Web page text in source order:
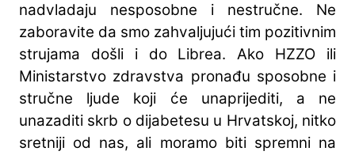
nadvladaju nesposobne i nestručne. Ne
zaboravite da smo zahvaljujući tim pozitivnim
strujama došli i do Librea. Ako HZZO ili
Ministarstvo zdravstva pronađu sposobne i
stručne ljude koji će unaprijediti, a ne
unazaditi skrb o dijabetesu u Hrvatskoj, nitko
sretniji od nas, ali moramo biti spremni na